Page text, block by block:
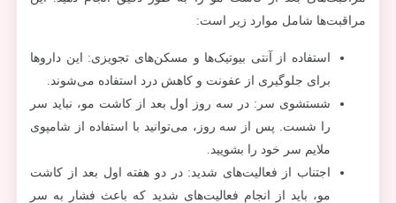
مراقبت‌ها شامل موارد زیر است:
استفاده از آنتی بیوتیک‌ها و مسکن‌های تجویزی: این داروها
برای جلوگیری از عفونت و کاهش درد استفاده می‌شوند.
شستشوی سر: در سه روز اول بعد از کاشت مو، نباید سر
را شست. پس از سه روز، می‌توانید با استفاده از شامپوی
ملایم سر خود را بشویید.
اجتناب از فعالیت‌های شدید: در دو هفته اول بعد از کاشت
مو، باید از انجام فعالیت‌های شدید که باعث فشار به سر